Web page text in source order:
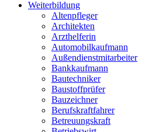
Weiterbildung
Altenpfleger
Architekten
Arzthelferin
Automobilkaufmann
Außendienstmitarbeiter
Bankkaufmann
Bautechniker
Baustoffprüfer
Bauzeichner
Berufskraftfahrer
Betreuungskraft